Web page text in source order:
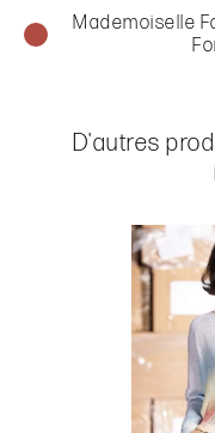
Mademoiselle
D'autres